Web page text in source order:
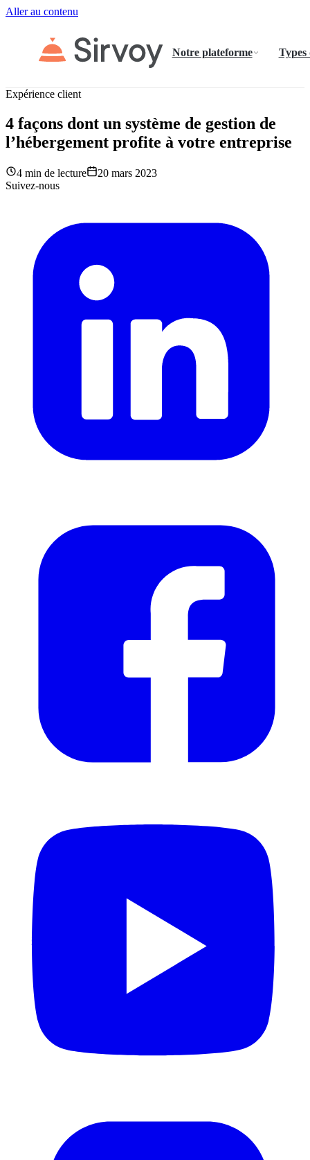
Aller au contenu
Notre plateforme Types
Expérience client
4 façons dont un système de gestion de
l’hébergement profite à votre entreprise
4 min de lecture
20 mars 2023
Suivez-nous